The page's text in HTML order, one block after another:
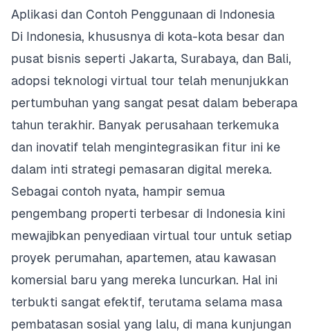
Aplikasi dan Contoh Penggunaan di Indonesia
Di Indonesia, khususnya di kota-kota besar dan
pusat bisnis seperti Jakarta, Surabaya, dan Bali,
adopsi teknologi virtual tour telah menunjukkan
pertumbuhan yang sangat pesat dalam beberapa
tahun terakhir. Banyak perusahaan terkemuka
dan inovatif telah mengintegrasikan fitur ini ke
dalam inti strategi pemasaran digital mereka.
Sebagai contoh nyata, hampir semua
pengembang properti terbesar di Indonesia kini
mewajibkan penyediaan virtual tour untuk setiap
proyek perumahan, apartemen, atau kawasan
komersial baru yang mereka luncurkan. Hal ini
terbukti sangat efektif, terutama selama masa
pembatasan sosial yang lalu, di mana kunjungan